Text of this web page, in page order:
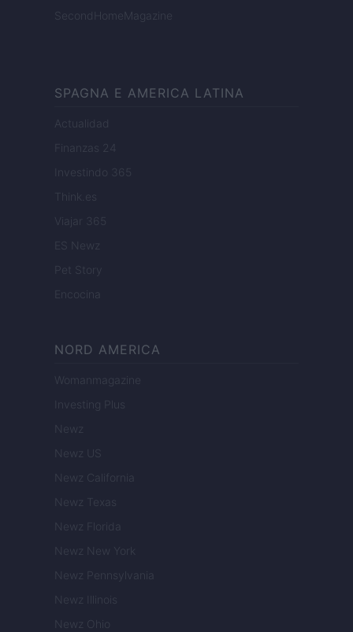
SecondHomeMagazine
SPAGNA E AMERICA LATINA
Actualidad
Finanzas 24
Investindo 365
Think.es
Viajar 365
ES Newz
Pet Story
Encocina
NORD AMERICA
Womanmagazine
Investing Plus
Newz
Newz US
Newz California
Newz Texas
Newz Florida
Newz New York
Newz Pennsylvania
Newz Illinois
Newz Ohio